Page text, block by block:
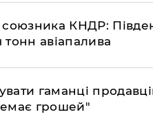
союзника КНДР:
авіапалива
гаманці
грошей"